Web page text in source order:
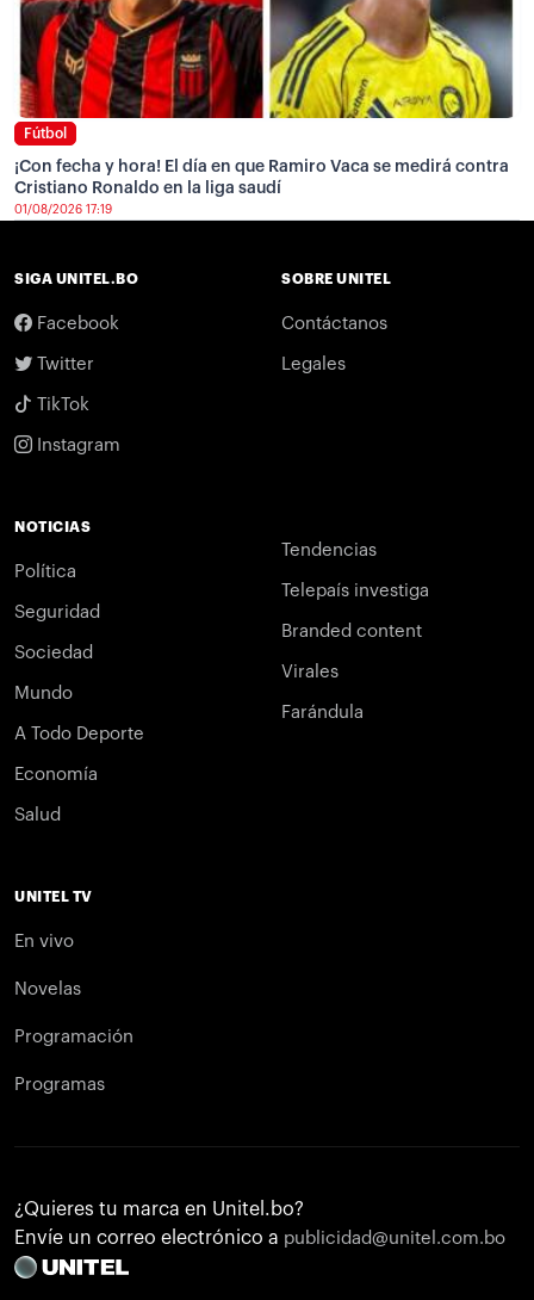
Fútbol
¡Con fecha y hora! El día en que Ramiro Vaca se medirá contra
Cristiano Ronaldo en la liga saudí
01/08/2026 17:19
SIGA UNITEL.BO
Facebook
Twitter
TikTok
Instagram
SOBRE UNITEL
Contáctanos
Legales
NOTICIAS
Política
Seguridad
Sociedad
Mundo
A Todo Deporte
Economía
Salud
Tendencias
Telepaís investiga
Branded content
Virales
Farándula
UNITEL TV
En vivo
Novelas
Programación
Programas
¿Quieres tu marca en Unitel.bo?
Envíe un correo electrónico a publicidad@unitel.com.bo